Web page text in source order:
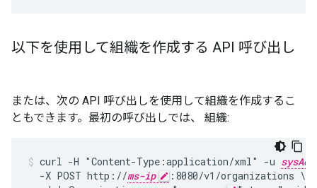
以下を使用して組織を作成する API 呼び出し
または、次の API 呼び出しを使用して組織を作成するこ
ともできます。最初の呼び出しでは、 組織:
curl -H "Content-Type:application/xml" -u
  -X POST http://
ms-ip
:8080/v1/organizations \